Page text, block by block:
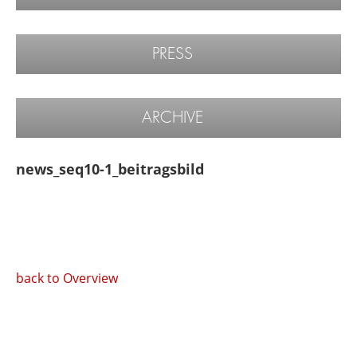
PRESS
ARCHIVE
news_seq10-1_beitragsbild
back to Overview